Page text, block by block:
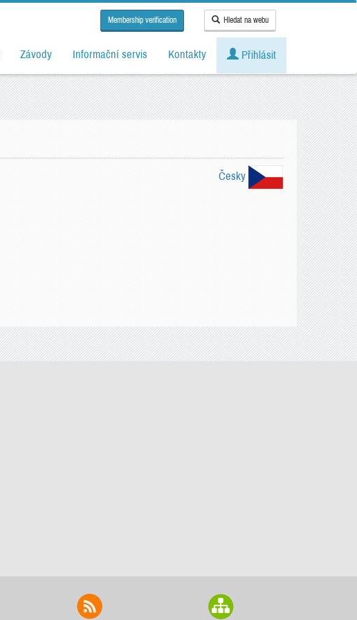
Membership verification Hledat na webu
Závody Informační servis Kontakty Přihlásit
Česky